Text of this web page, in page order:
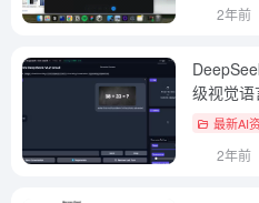
2年前
级视觉语
最新AI
2年前